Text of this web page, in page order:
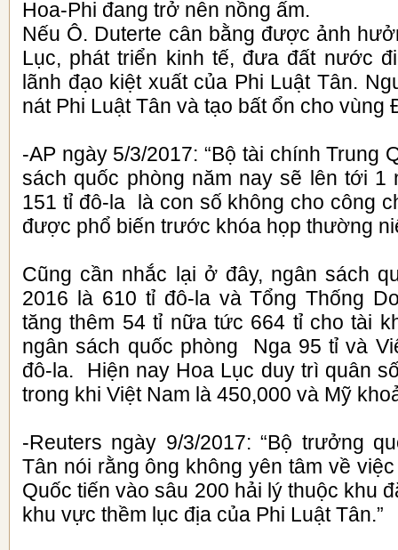
Hoa-Phi đang trở nên nồng ấm.
Nếu Ô. Duterte cân bằng được ảnh
Lục, phát triển kinh tế, đưa đất nước
lãnh đạo kiệt xuất của Phi Luật Tân.
nát Phi Luật Tân và tạo bất ổn cho vùng
-AP ngày 5/3/2017: “Bộ tài chính Trung
sách quốc phòng năm nay sẽ lên tới 1
151 tỉ đô-la là con số không cho công
được phổ biến trước khóa họp thường
Cũng cần nhắc lại ở đây, ngân sách
2016 là 610 tỉ đô-la và Tổng Thống
tăng thêm 54 tỉ nữa tức 664 tỉ cho tài
ngân sách quốc phòng Nga 95 tỉ và
đô-la. Hiện nay Hoa Lục duy trì quân
trong khi Việt Nam là 450,000 và Mỹ
-Reuters ngày 9/3/2017: “Bộ trưởng
Tân nói rằng ông không yên tâm về
Quốc tiến vào sâu 200 hải lý thuộc khu
khu vực thềm lục địa của Phi Luật Tân.”